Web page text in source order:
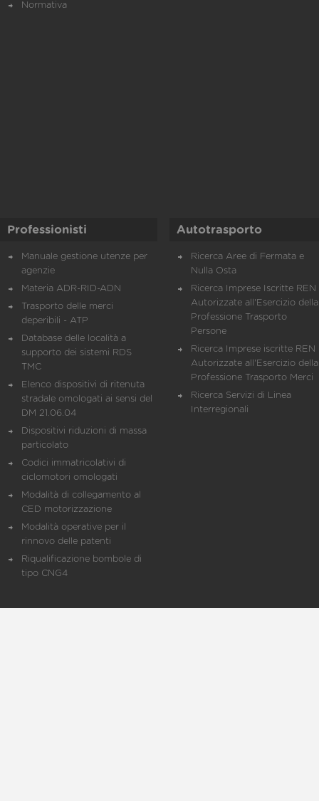
Normativa
Professionisti
Manuale gestione utenze per
agenzie
Materia ADR-RID-ADN
Trasporto delle merci
deperibili - ATP
Database delle località a
supporto dei sistemi RDS
TMC
Elenco dispositivi di ritenuta
stradale omologati ai sensi del
DM 21.06.04
Dispositivi riduzioni di massa
particolato
Codici immatricolativi di
ciclomotori omologati
Modalità di collegamento al
CED motorizzazione
Modalità operative per il
rinnovo delle patenti
Riqualificazione bombole di
tipo CNG4
Autotrasporto
Ricerca Aree di Fermata e
Nulla Osta
Ricerca Imprese Iscritte REN
Autorizzate all'Esercizio della
Professione Trasporto
Persone
Ricerca Imprese iscritte REN
Autorizzate all'Esercizio della
Professione Trasporto Merci
Ricerca Servizi di Linea
Interregionali